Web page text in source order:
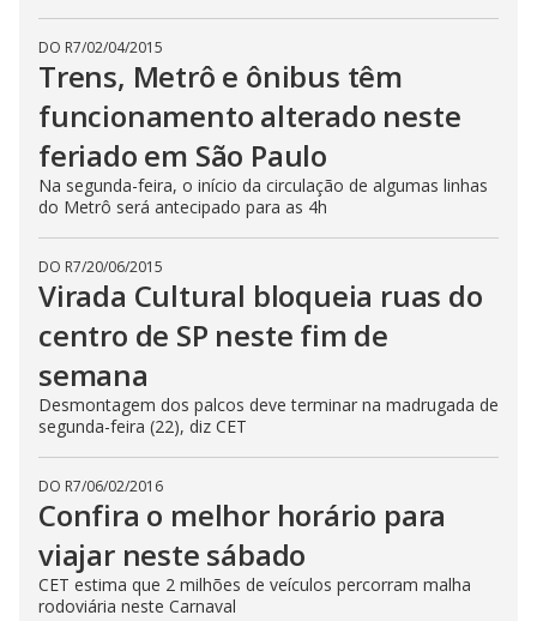
DO R7/02/04/2015
Trens, Metrô e ônibus têm
funcionamento alterado neste
feriado em São Paulo
Na segunda-feira, o início da circulação de algumas linhas
do Metrô será antecipado para as 4h
DO R7/20/06/2015
Virada Cultural bloqueia ruas do
centro de SP neste fim de
semana
Desmontagem dos palcos deve terminar na madrugada de
segunda-feira (22), diz CET
DO R7/06/02/2016
Confira o melhor horário para
viajar neste sábado
CET estima que 2 milhões de veículos percorram malha
rodoviária neste Carnaval